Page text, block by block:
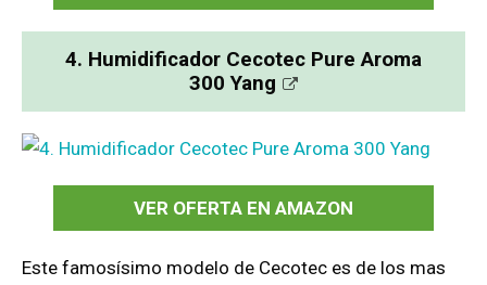
4. Humidificador Cecotec Pure Aroma
300 Yang
VER OFERTA EN AMAZON
Este famosísimo modelo de Cecotec es de los mas